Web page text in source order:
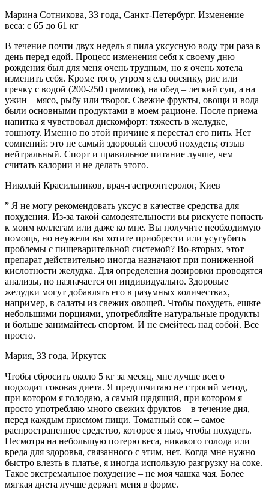
Марина Сотникова, 33 года, Санкт-Петербург. Изменение
веса: с 65 до 61 кг
В течение почти двух недель я пила уксусную воду три раза в
день перед едой. Процесс изменения себя к своему дню
рождения был для меня очень трудным, но я очень хотела
изменить себя. Кроме того, утром я ела овсянку, рис или
гречку с водой (200-250 граммов), на обед – легкий суп, а на
ужин – мясо, рыбу или творог. Свежие фрукты, овощи и вода
были основными продуктами в моем рационе. После приема
напитка я чувствовал дискомфорт: тяжесть в желудке,
тошноту. Именно по этой причине я перестал его пить. Нет
сомнений: это не самый здоровый способ похудеть; отзыв
нейтральный. Спорт и правильное питание лучше, чем
считать калории и не делать этого.
Николай Красильников, врач-гастроэнтеролог, Киев
” Я не могу рекомендовать уксус в качестве средства для
похудения. Из-за такой самодеятельности вы рискуете попасть
к моим коллегам или даже ко мне. Вы получите необходимую
помощь, но неужели вы хотите приобрести или усугубить
проблемы с пищеварительной системой? Во-вторых, этот
препарат действительно иногда назначают при пониженной
кислотности желудка. Для определения дозировки проводятся
анализы, но назначается он индивидуально. Здоровые
желудки могут добавлять его в разумных количествах,
например, в салаты из свежих овощей. Чтобы похудеть, ешьте
небольшими порциями, употребляйте натуральные продукты
и больше занимайтесь спортом. И не смейтесь над собой. Все
просто.
Мария, 33 года, Иркутск
Чтобы сбросить около 5 кг за месяц, мне лучше всего
подходит соковая диета. Я предпочитаю не строгий метод,
при котором я голодаю, а самый щадящий, при котором я
просто употребляю много свежих фруктов – в течение дня,
перед каждым приемом пищи. Томатный сок – самое
распространенное средство, которое я пью, чтобы похудеть.
Несмотря на небольшую потерю веса, никакого голода или
вреда для здоровья, связанного с этим, нет. Когда мне нужно
быстро влезть в платье, я иногда использую разгрузку на соке.
Такое экстремальное похудение – не моя чашка чая. Более
мягкая диета лучше держит меня в форме.